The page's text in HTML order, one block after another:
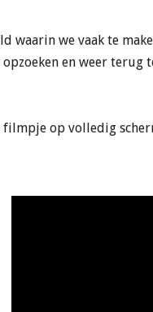
waarin we vaak te
en weer
filmpje op volledig